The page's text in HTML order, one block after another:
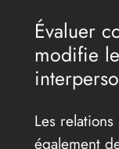
Évaluer
modifie
Les
également